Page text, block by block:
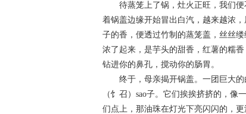
待蒸笼上了锅，灶火正旺，我们便
着锅盖边缘开始冒出白汽，越来越浓
子的香，便透过竹制的蒸笼盖，丝丝
浓了起来，是芋头的甜香，红薯的糯
钻进你的鼻孔，搅动你的肠胃。
终于，母亲揭开锅盖。一团巨大的
（饣召）sao子。它们挨挨挤挤的，
们点上，那油珠在灯光下亮闪闪的，更